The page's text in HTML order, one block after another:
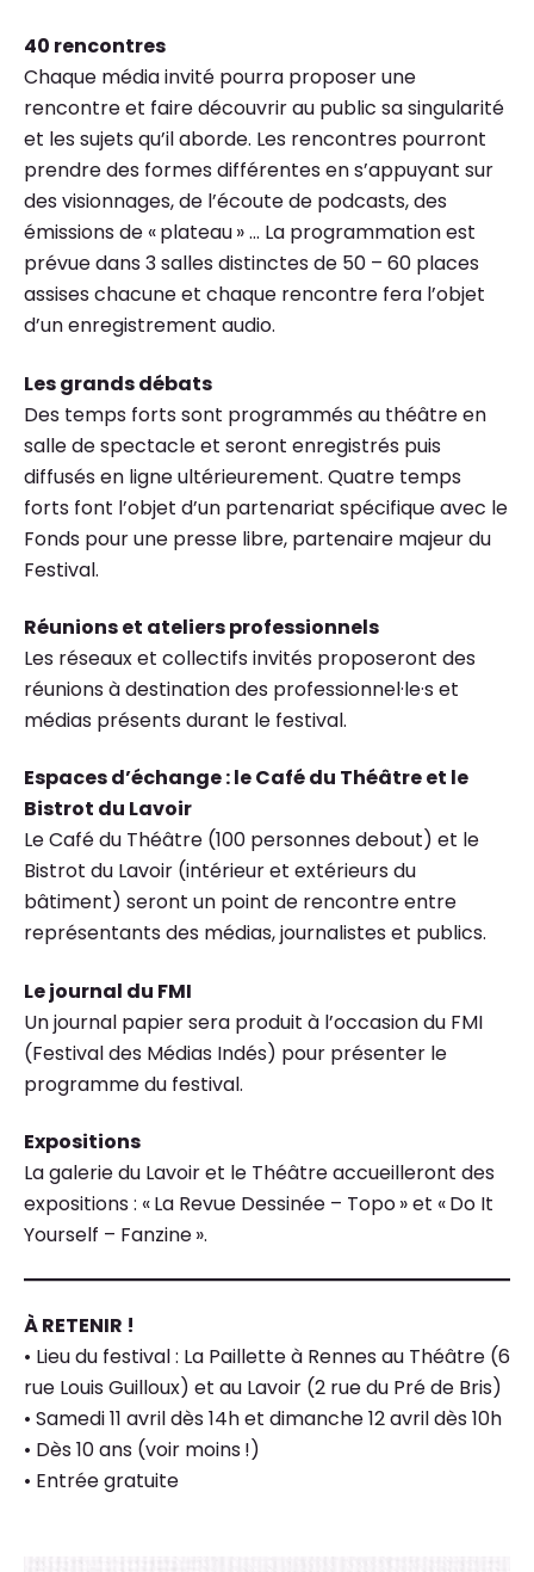
40 rencontres
Chaque média invité pourra proposer une
rencontre et faire découvrir au public sa singularité
et les sujets qu’il aborde. Les rencontres pourront
prendre des formes différentes en s’appuyant sur
des visionnages, de l’écoute de podcasts, des
émissions de «plateau» … La programmation est
prévue dans 3 salles distinctes de 50 – 60 places
assises chacune et chaque rencontre fera l’objet
d’un enregistrement audio.
Les grands débats
Des temps forts sont programmés au théâtre en
salle de spectacle et seront enregistrés puis
diffusés en ligne ultérieurement. Quatre temps
forts font l’objet d’un partenariat spécifique avec le
Fonds pour une presse libre, partenaire majeur du
Festival.
Réunions et ateliers professionnels
Les réseaux et collectifs invités proposeront des
réunions à destination des professionnel·le·s et
médias présents durant le festival.
Espaces d’échange : le Café du Théâtre et le
Bistrot du Lavoir
Le Café du Théâtre (100 personnes debout) et le
Bistrot du Lavoir (intérieur et extérieurs du
bâtiment) seront un point de rencontre entre
représentants des médias, journalistes et publics.
Le journal du FMI
Un journal papier sera produit à l’occasion du FMI
(Festival des Médias Indés) pour présenter le
programme du festival.
Expositions
La galerie du Lavoir et le Théâtre accueilleront des
expositions : «La Revue Dessinée – Topo» et «Do It
Yourself – Fanzine».
À RETENIR !
• Lieu du festival : La Paillette à Rennes au Théâtre (6
rue Louis Guilloux) et au Lavoir (2 rue du Pré de Bris)
• Samedi 11 avril dès 14h et dimanche 12 avril dès 10h
• Dès 10 ans (voir moins!)
• Entrée gratuite